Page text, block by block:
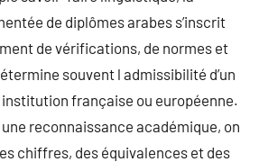
de diplômes arabes s’inscrit
de vérifications, de normes et
souvent l admissibilité d’un
institution française ou européenne.
une reconnaissance académique, on
chiffres, des équivalences et des